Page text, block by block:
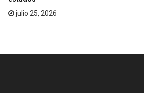
julio 25, 2026